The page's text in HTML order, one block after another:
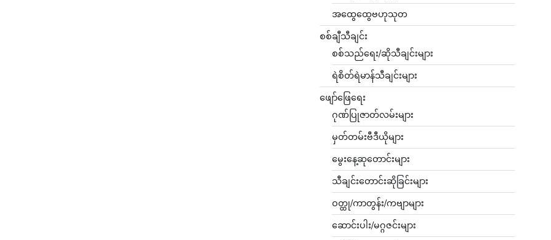
အထွေထွေဗဟုသုတ
စစ်ချီသီချင်း
စစ်သည်ရေး/ဆိုသီချင်းများ
ရဲစိတ်ရဲမာန်သီချင်းများ
ဖျော်ဖြေရေး
ဂုဏ်ပြုဇာတ်လမ်းများ
မှတ်တမ်းဗီဒီယိုများ
မွေးနေ့ဆုတောင်းများ
သီချင်းတောင်းဆိုခြင်းများ
ဝတ္ထု/ကာတွန်း/ကဗျာများ
ဆောင်းပါး/မဂ္ဂဇင်းများ